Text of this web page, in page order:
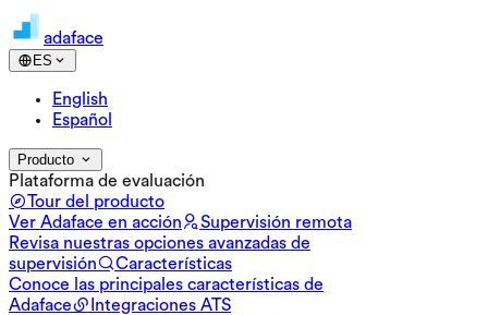
adaface
ES
English
Español
Producto
Plataforma de evaluación
Tour del producto
Ver Adaface en acción
Supervisión remota
Revisa nuestras opciones avanzadas de
supervisión
Características
Conoce las principales características de
Adaface
Integraciones ATS